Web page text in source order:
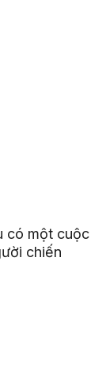
có một cuộc
chiến